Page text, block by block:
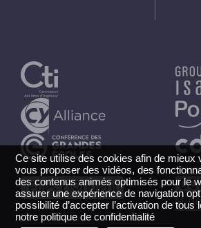
Ce site utilise des cookies afin de mieux
vous proposer des vidéos, des
des contenus animés optimisés pour le
assurer une expérience de navigation
possibilité d’accepter l’activation de tous
notre politique de confidentialité